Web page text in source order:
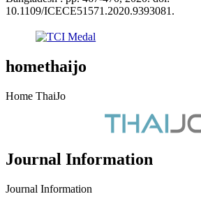
10.1109/ICECE51571.2020.9393081.
homethaijo
Home ThaiJo
Journal Information
Journal Information